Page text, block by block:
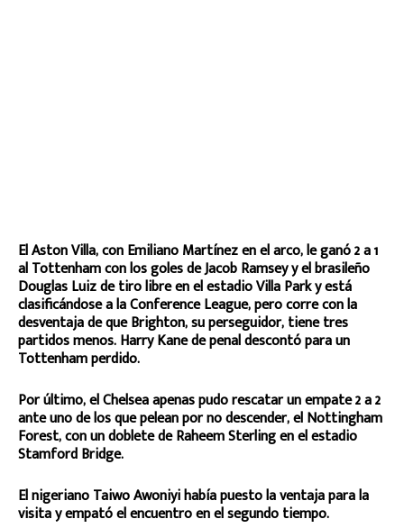
El Aston Villa, con Emiliano Martínez en el arco, le ganó 2 a 1
al Tottenham con los goles de Jacob Ramsey y el brasileño
Douglas Luiz de tiro libre en el estadio Villa Park y está
clasificándose a la Conference League, pero corre con la
desventaja de que Brighton, su perseguidor, tiene tres
partidos menos. Harry Kane de penal descontó para un
Tottenham perdido.
Por último, el Chelsea apenas pudo rescatar un empate 2 a 2
ante uno de los que pelean por no descender, el Nottingham
Forest, con un doblete de Raheem Sterling en el estadio
Stamford Bridge.
El nigeriano Taiwo Awoniyi había puesto la ventaja para la
visita y empató el encuentro en el segundo tiempo.